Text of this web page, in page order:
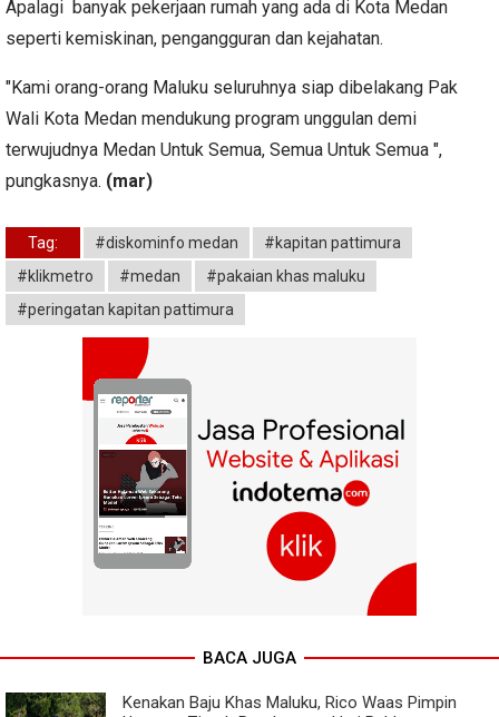
Apalagi banyak pekerjaan rumah yang ada di Kota Medan
seperti kemiskinan, pengangguran dan kejahatan.
"Kami orang-orang Maluku seluruhnya siap dibelakang Pak
Wali Kota Medan mendukung program unggulan demi
terwujudnya Medan Untuk Semua, Semua Untuk Semua ",
pungkasnya. (mar)
Tag: #diskominfo medan
#kapitan pattimura
#klikmetro
#medan
#pakaian khas maluku
#peringatan kapitan pattimura
BACA JUGA
Kenakan Baju Khas Maluku, Rico Waas Pimpin